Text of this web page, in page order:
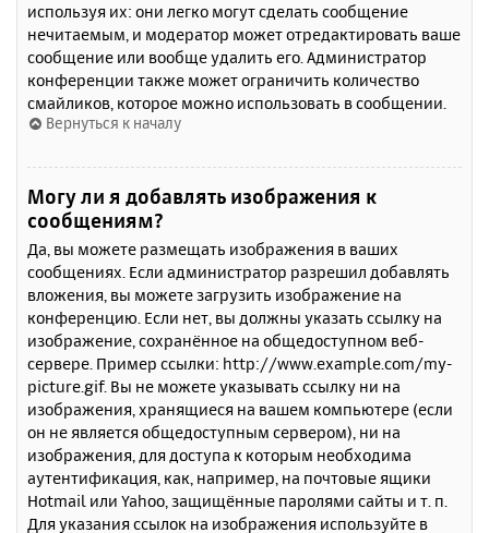
используя их: они легко могут сделать сообщение
нечитаемым, и модератор может отредактировать ваше
сообщение или вообще удалить его. Администратор
конференции также может ограничить количество
смайликов, которое можно использовать в сообщении.
Вернуться к началу
Могу ли я добавлять изображения к
сообщениям?
Да, вы можете размещать изображения в ваших
сообщениях. Если администратор разрешил добавлять
вложения, вы можете загрузить изображение на
конференцию. Если нет, вы должны указать ссылку на
изображение, сохранённое на общедоступном веб-
сервере. Пример ссылки: http://www.example.com/my-
picture.gif. Вы не можете указывать ссылку ни на
изображения, хранящиеся на вашем компьютере (если
он не является общедоступным сервером), ни на
изображения, для доступа к которым необходима
аутентификация, как, например, на почтовые ящики
Hotmail или Yahoo, защищённые паролями сайты и т. п.
Для указания ссылок на изображения используйте в